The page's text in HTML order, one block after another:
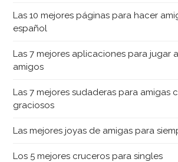
Las 10 mejores páginas para hacer
español
Las 7 mejores aplicaciones para jugar
amigos
Las 7 mejores sudaderas para amigas
graciosos
Las mejores joyas de amigas para
Los 5 mejores cruceros para singles